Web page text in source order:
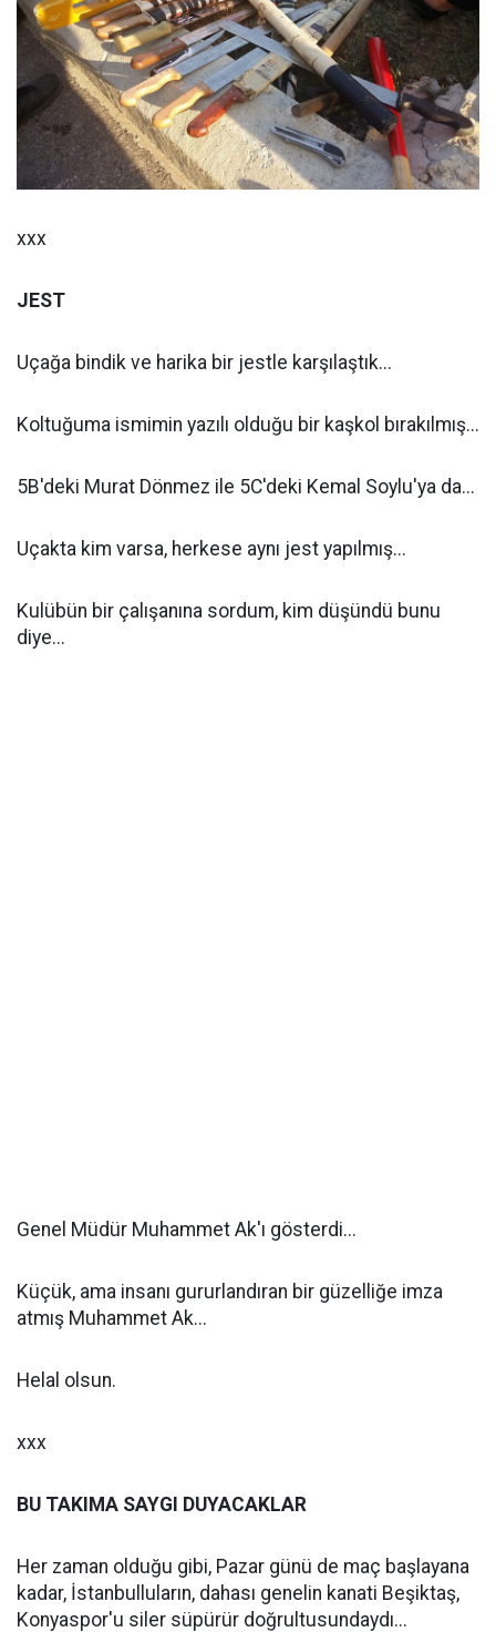
xxx
JEST
Uçağa bindik ve harika bir jestle karşılaştık...
Koltuğuma ismimin yazılı olduğu bir kaşkol bırakılmış...
5B'deki Murat Dönmez ile 5C'deki Kemal Soylu'ya da...
Uçakta kim varsa, herkese aynı jest yapılmış...
Kulübün bir çalışanına sordum, kim düşündü bunu
diye...
Genel Müdür Muhammet Ak'ı gösterdi...
Küçük, ama insanı gururlandıran bir güzelliğe imza
atmış Muhammet Ak...
Helal olsun.
xxx
BU TAKIMA SAYGI DUYACAKLAR
Her zaman olduğu gibi, Pazar günü de maç başlayana
kadar, İstanbulluların, dahası genelin kanati Beşiktaş,
Konyaspor'u siler süpürür doğrultusundaydı...